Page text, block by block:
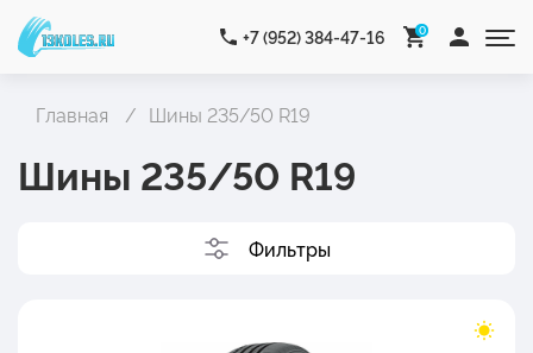
+7 (952) 384-47-16 0
Главная Шины 235/50 R19
Шины 235/50 R19
Фильтры